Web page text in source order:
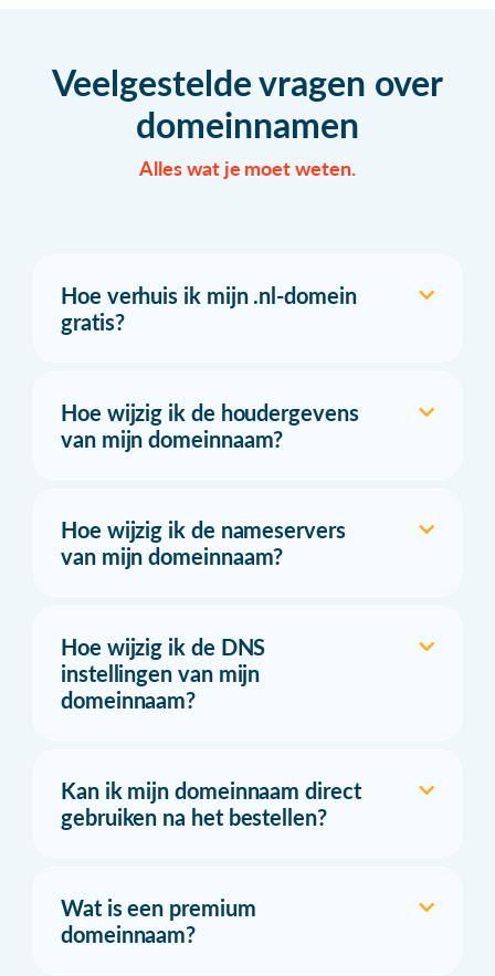
Veelgestelde vragen over
domeinnamen
Alles wat je moet weten.
Hoe verhuis ik mijn .nl-domein
gratis?
Hoe wijzig ik de houdergevens
van mijn domeinnaam?
Hoe wijzig ik de nameservers
van mijn domeinnaam?
Hoe wijzig ik de DNS
instellingen van mijn
domeinnaam?
Kan ik mijn domeinnaam direct
gebruiken na het bestellen?
Wat is een premium
domeinnaam?